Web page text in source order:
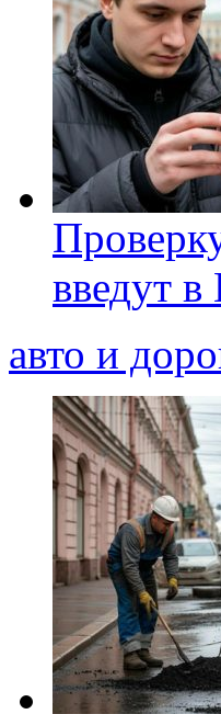
введут в
авто и